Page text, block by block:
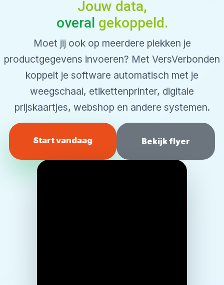
Jouw data,
overal gekoppeld.
Moet jij ook op meerdere plekken je
productgegevens invoeren? Met VersVerbonden
koppelt je software automatisch met je
weegschaal, etikettenprinter, digitale
prijskaartjes, webshop en andere systemen.
Start vandaag Bekijk flyer